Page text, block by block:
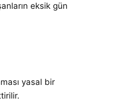
eksik gün
yasal bir
.